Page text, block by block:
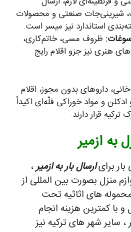
شیرینی‌جات صنعتی و محصولات
استاندارد نیز میسر است.
ظروف مسی، خاتم‌کاری،
هنری نیز جزو اقلام رایج
داروهای بدون مجوز، اقلام
و مواد خوراکی فلّه‌ای اکیداً
قرار دارند.
به ازمیر
برایارسال بار به ازمیر،
منزل بصورت بین المللی از
های اثاثیه تحت
با کمترین هزینه انجام
، سایر شهر های ترکیه نیز